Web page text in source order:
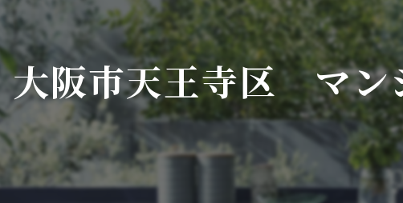
大阪市天王寺区 マン